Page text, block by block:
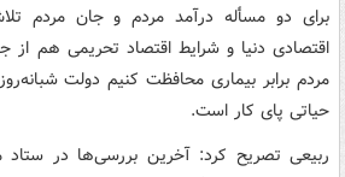
برای دو مسأله درآمد مردم و جان مردم
اقتصادی دنیا و شرایط اقتصاد تحریمی هم از
مردم برابر بیماری محافظت کنیم دولت
حیاتی پای کار است.
ربیعی تصریح کرد: آخرین بررسی‌ها در ستاد